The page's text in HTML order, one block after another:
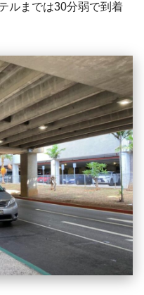
ルまでは30分弱で到着